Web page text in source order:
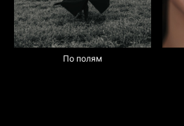
По полям